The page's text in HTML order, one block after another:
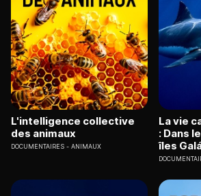
L'intelligence collective
des animaux
DOCUMENTAIRES ANIMAUX
La vie
: Dans
îles